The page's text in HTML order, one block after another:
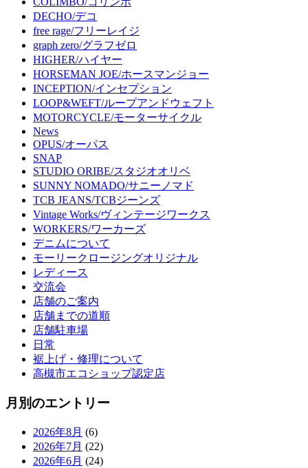
DECHO/デコ
free rage/フリーレイジ
graph zero/グラフゼロ
HIGHER/ハイヤー
HORSEMAN JOE/ホースマンジョー
INCEPTION/インセプション
LOOP&WEFT/ループアンドウェフト
MOTORCYCLE/モーターサイクル
News
OPUS/オーパス
SNAP
STUDIO ORIBE/スタジオオリベ
SUNNY NOMADO/サニーノマド
TCB JEANS/TCBジーンズ
Vintage Works/ヴィンテージワークス
WORKERS/ワーカーズ
デニムについて
モーリークロージングオリジナル
レディース
交流会
店舗のご案内
店舗までの道順
店舗駐車場
日常
裾上げ・修理について
高槻市エコショップ認定店
月別のエントリー
2026年8月 (6)
2026年7月 (22)
2026年6月 (24)